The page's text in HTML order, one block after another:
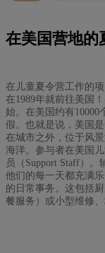
在美国营地
在儿童夏令营工作的
在1989年就前往美国
始。在美国约有10000
假。也就是说，美国
在城市之外，位于风
海洋。参与者在美国
员（Support Staff）
他们的每一天都充满
的日常事务。这包括
餐服务）或小型维修